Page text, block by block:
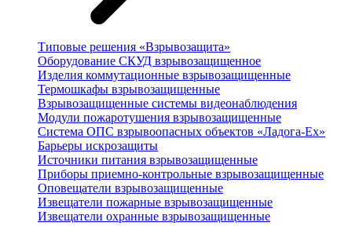
Типовые решения «Взрывозащита»
Оборудование СКУД взрывозащищенное
Изделия коммутационные взрывозащищенные
Термошкафы взрывозащищенные
Взрывозащищенные системы видеонаблюдения
Модули пожаротушения взрывозащищенные
Система ОПС взрывоопасных объектов «Ладога-Ex»
Барьеры искрозащиты
Источники питания взрывозащищенные
Приборы приемно-контрольные взрывозащищенные
Оповещатели взрывозащищенные
Извещатели пожарные взрывозащищенные
Извещатели охранные взрывозащищенные